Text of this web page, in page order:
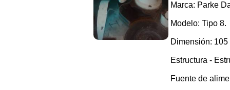
Marca: Parke
Modelo: Tipo 8.
Dimensión: 105
Estructura -
Fuente de